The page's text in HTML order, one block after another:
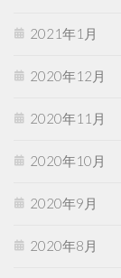
2021年1月
2020年12月
2020年11月
2020年10月
2020年9月
2020年8月